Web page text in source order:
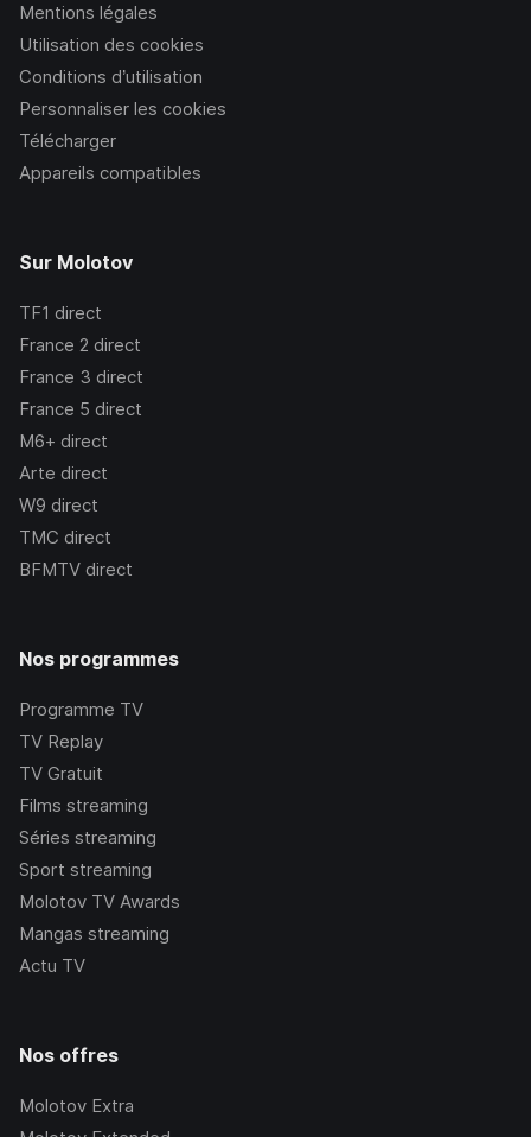
Mentions légales
Utilisation des cookies
Conditions d’utilisation
Personnaliser les cookies
Télécharger
Appareils compatibles
Sur Molotov
TF1 direct
France 2 direct
France 3 direct
France 5 direct
M6+ direct
Arte direct
W9 direct
TMC direct
BFMTV direct
Nos programmes
Programme TV
TV Replay
TV Gratuit
Films streaming
Séries streaming
Sport streaming
Molotov TV Awards
Mangas streaming
Actu TV
Nos offres
Molotov Extra